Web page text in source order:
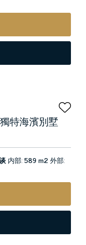
特海濱別墅
内部:589 m2外部: